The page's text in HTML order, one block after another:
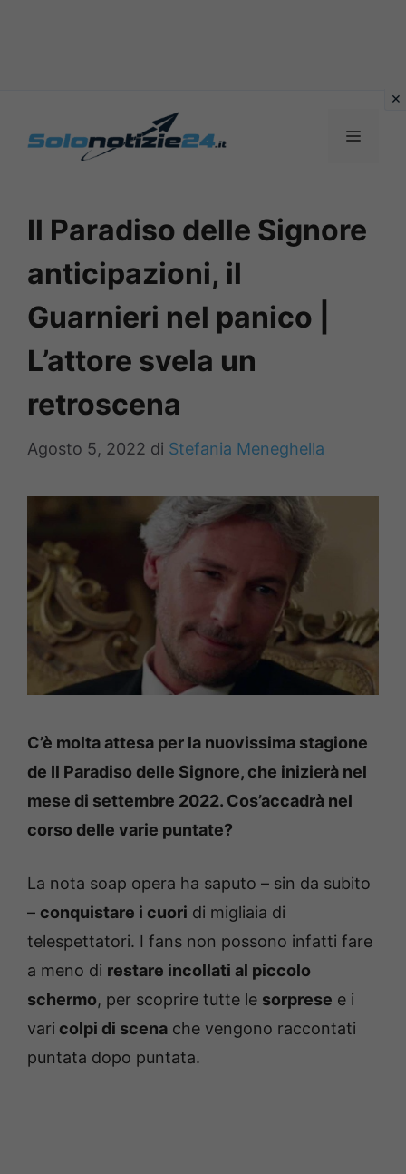
MENU
Il Paradiso delle Signore
anticipazioni, il
Guarnieri nel panico |
L’attore svela un
retroscena
Agosto 5, 2022 di Stefania Meneghella
C’è molta attesa per la nuovissima stagione
de Il Paradiso delle Signore, che inizierà nel
mese di settembre 2022. Cos’accadrà nel
corso delle varie puntate?
La nota soap opera ha saputo – sin da subito
– conquistare i cuori di migliaia di
telespettatori. I fans non possono infatti fare
a meno di restare incollati al piccolo
schermo, per scoprire tutte le sorprese e i
vari colpi di scena che vengono raccontati
puntata dopo puntata.